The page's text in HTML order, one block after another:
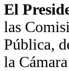
El
las
Pública,
la